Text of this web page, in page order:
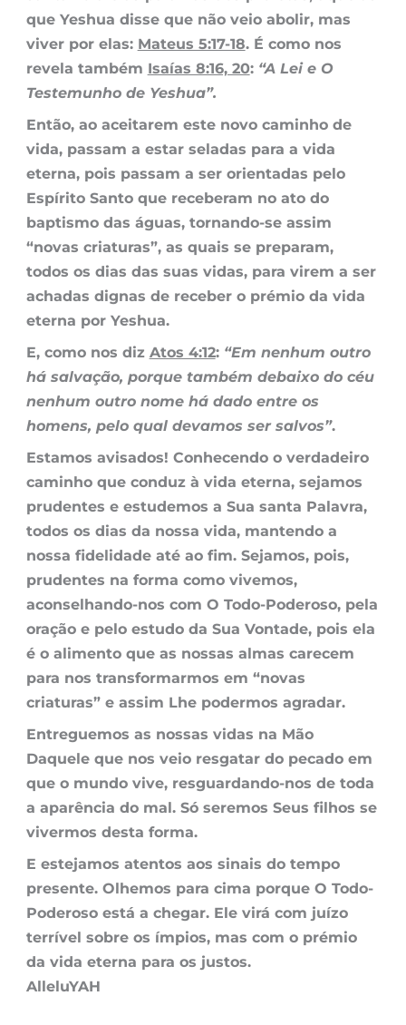
que Yeshua disse que não veio abolir, mas
viver por elas: Mateus 5:17-18. É como nos
revela também Isaías 8:16, 20: “A Lei e O
Testemunho de Yeshua”.
Então, ao aceitarem este novo caminho de
vida, passam a estar seladas para a vida
eterna, pois passam a ser orientadas pelo
Espírito Santo que receberam no ato do
baptismo das águas, tornando-se assim
“novas criaturas”, as quais se preparam,
todos os dias das suas vidas, para virem a ser
achadas dignas de receber o prémio da vida
eterna por Yeshua.
E, como nos diz Atos 4:12: “Em nenhum outro
há salvação, porque também debaixo do céu
nenhum outro nome há dadoentre os
homens, pelo qual devamos ser salvos”.
Estamos avisados! Conhecendo o verdadeiro
caminho que conduz à vida eterna, sejamos
prudentes e estudemos a Sua santa Palavra,
todos os dias da nossa vida, mantendo a
nossa fidelidade até ao fim. Sejamos, pois,
prudentes na forma como vivemos,
aconselhando-nos com O Todo-Poderoso, pela
oração e pelo estudo da Sua Vontade, pois ela
é o alimento que as nossas almas carecem
para nos transformarmos em “novas
criaturas” e assim Lhe podermos agradar.
Entreguemos as nossas vidas na Mão
Daquele que nos veio resgatar do pecado em
que o mundo vive, resguardando-nos de toda
a aparência do mal. Só seremos Seus filhos se
vivermos desta forma.
E estejamos atentos aos sinais do tempo
presente. Olhemos para cima porque O Todo-
Poderoso está a chegar. Ele virá com juízo
terrível sobre os ímpios, mas com o prémio
da vida eterna para os justos.
AlleluYAH